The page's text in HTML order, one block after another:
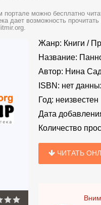
портале можно бесплатно
дает возможность
Жанр: Книги /
Название:
Автор: Нина
ISBN: нет
Год: неизвестен
Дата
Количество
ЧИТАТЬ